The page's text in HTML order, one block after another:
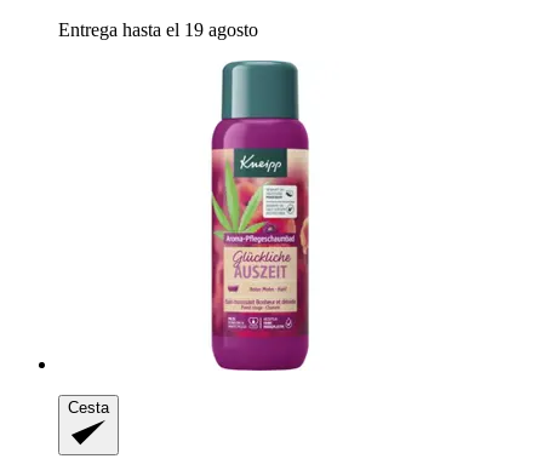
Entrega hasta el 19 agosto
Cesta